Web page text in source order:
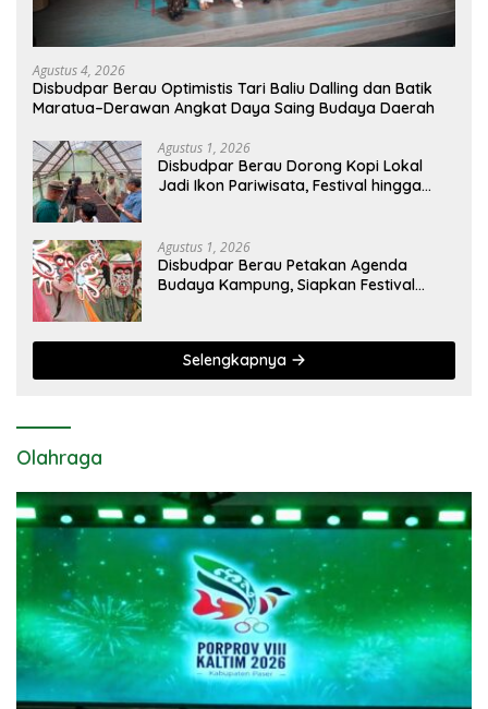
Agustus 4, 2026
Disbudpar Berau Optimistis Tari Baliu Dalling dan Batik
Maratua–Derawan Angkat Daya Saing Budaya Daerah
Agustus 1, 2026
Disbudpar Berau Dorong Kopi Lokal
Jadi Ikon Pariwisata, Festival hingga
Agustus 1, 2026
Disbudpar Berau Petakan Agenda
Budaya Kampung, Siapkan Festival
Selengkapnya
Olahraga